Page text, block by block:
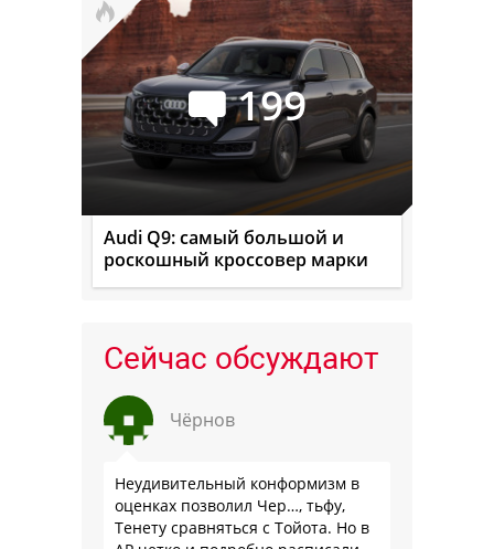
199
Audi Q9: самый большой и
роскошный кроссовер марки
Сейчас обсуждают
Чёрнов
Неудивительный конформизм в
оценках позволил Чер…, тьфу,
Тенету сравняться с Тойота. Но в